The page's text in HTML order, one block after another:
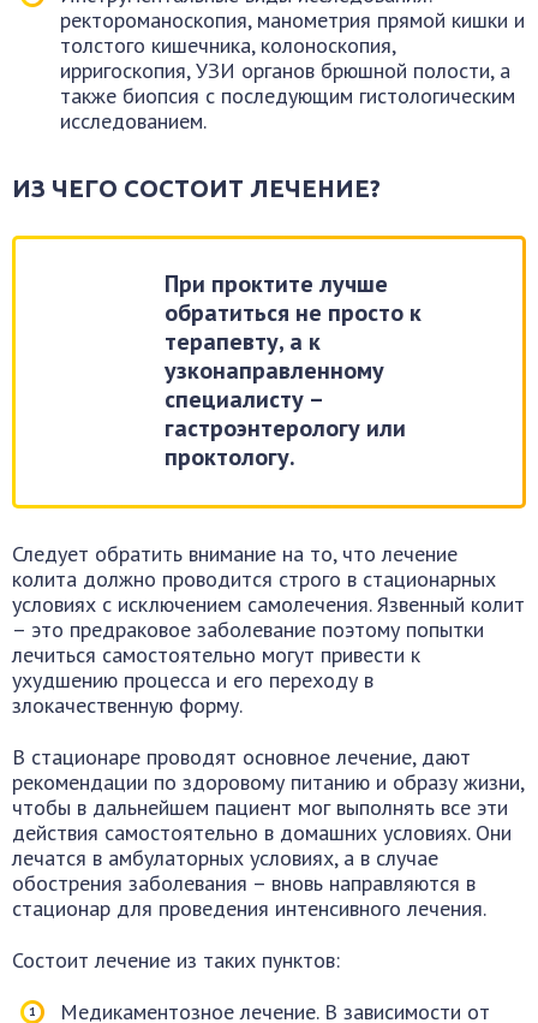
ректороманоскопия, манометрия прямой кишки и
толстого кишечника, колоноскопия,
ирригоскопия, УЗИ органов брюшной полости, а
также биопсия с последующим гистологическим
исследованием.
ИЗ ЧЕГО СОСТОИТ ЛЕЧЕНИЕ?
При проктите лучше
обратиться не просто к
терапевту, а к
узконаправленному
специалисту –
гастроэнтерологу или
проктологу.
Следует обратить внимание на то, что лечение
колита должно проводится строго в стационарных
условиях с исключением самолечения. Язвенный колит
– это предраковое заболевание поэтому попытки
лечиться самостоятельно могут привести к
ухудшению процесса и его переходу в
злокачественную форму.
В стационаре проводят основное лечение, дают
рекомендации по здоровому питанию и образу жизни,
чтобы в дальнейшем пациент мог выполнять все эти
действия самостоятельно в домашних условиях. Они
лечатся в амбулаторных условиях, а в случае
обострения заболевания – вновь направляются в
стационар для проведения интенсивного лечения.
Состоит лечение из таких пунктов:
Медикаментозное лечение. В зависимости от